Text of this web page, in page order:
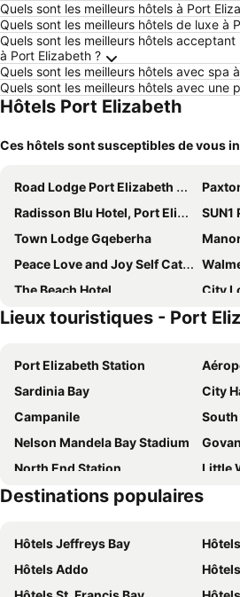
Quels sont les meilleurs hôtels à Port
Quels sont les meilleurs hôtels de luxe à
Quels sont les meilleurs hôtels
à Port Elizabeth ?
Quels sont les meilleurs hôtels avec spa
Quels sont les meilleurs hôtels avec une
Hôtels Port Elizabeth
Ces hôtels sont susceptibles de vous
Road Lodge Port Elizabeth Airport
Radisson Blu Hotel, Port Elizabeth
SUN1
Town Lodge Gqeberha
Peace Love and Joy Self Catering Units
The Beach Hotel
City
Nova Boutique Hotel
Faith,
Millbury Guest House
Sir
Forest Hall Guest House
B's
Ahoy Boutique Hotel
Welbedacht Estate Self catering Accommodation
Singa Lodge - Lion Roars Hotels & Lodge
Brighton Lodge - #Solar Energy #No Loadshedding
Margate Place Guest House
The
First Group Brookes Hill Suites
The
Lieux touristiques - Port
Port Elizabeth Station
Aéroport
Sardinia Bay
City
Campanile
South
Nelson Mandela Bay Stadium
North End Station
Little
St George's Park
Nelson
Baakens Street
Destinations populaires
Hôtels Jeffreys Bay
Hôtels Addo